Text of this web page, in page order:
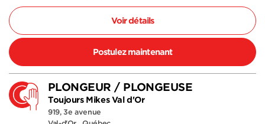
Voir détails
Postulez maintenant
PLONGEUR / PLONGEUSE
Toujours Mikes Val d'Or
919, 3e avenue